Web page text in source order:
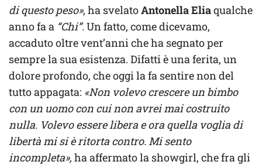
di questo peso», ha svelatoAntonella Eliaqualche
anno fa a “Chi”.Un fatto, come dicevamo,
accaduto oltre vent’anni che ha segnato per
sempre la sua esistenza. Difatti è una ferita, un
dolore profondo, che oggi la fa sentire non del
tutto appagata: «Non volevo crescere un bimbo
con un uomo con cui non avrei mai costruito
nulla. Volevo essere libera e ora quella voglia di
libertà mi si è ritorta contro. Mi sento
incompleta»,ha affermato la showgirl, che fra gli